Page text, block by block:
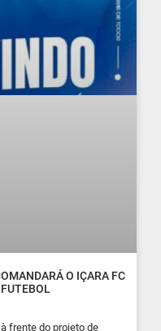
O IÇARA FC
frente do projeto de